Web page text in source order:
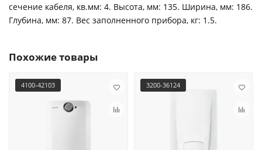
сечение кабеля, кв.мм: 4. Высота, мм: 135. Ширина, мм: 186.
Глубина, мм: 87. Вес заполненного прибора, кг: 1.5.
Похожие товары
4100-42103 3200-36124